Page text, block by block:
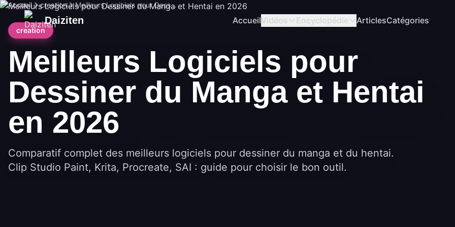
Daiziten AccueilVidéos Encyclopédie ArticlesCatégories
Accueil creation Meilleurs Logiciels pour Dessiner du Manga et Hentai en 2026
creation
Meilleurs Logiciels pour
Dessiner du Manga et Hentai
en 2026
Comparatif complet des meilleurs logiciels pour dessiner du manga et du hentai.
Clip Studio Paint, Krita, Procreate, SAI : guide pour choisir le bon outil.